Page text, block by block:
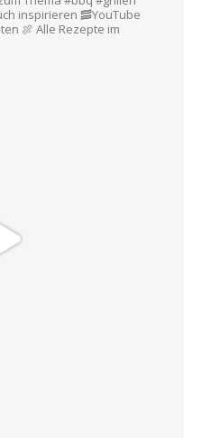
inspirieren 🥓YouTube
🍖 Alle Rezepte im